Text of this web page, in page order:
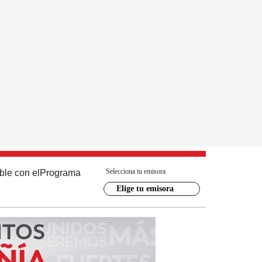
con el Programa Selecciona tu emisora
Elige tu emisora